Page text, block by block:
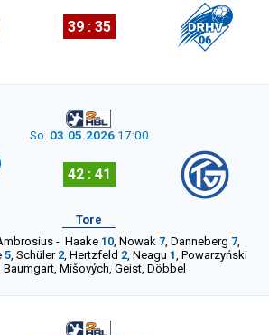
39 : 35
So. 03.05.2026 17:00
42 : 41
Tore
- Haake 10, Nowak 7, Danneberg 7,
5, Schüler 2, Hertzfeld 2, Neagu 1 Powarzyński
Baumgart Mišových Geist Döbbel